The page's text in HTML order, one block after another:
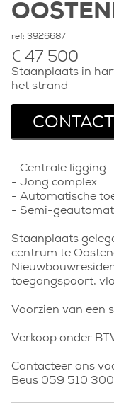
ref: 3926687
€ 47 500
Staanplaats in
het strand
- Centrale ligging
- Jong complex
- Automatische
- Semi-
Staanplaats
centrum te
toegangspoort,
Voorzien van een
Verkoop onder
Contacteer ons
Beus 059 510 300